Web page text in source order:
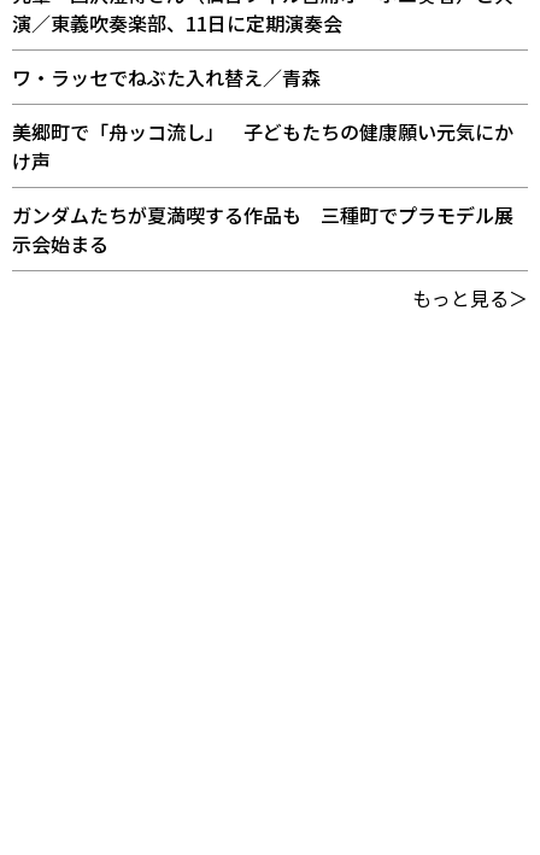
演／東義吹奏楽部、11日に定期演奏会
ワ・ラッセでねぶた入れ替え／青森
美郷町で「舟ッコ流し」 子どもたちの健康願い元気にか
け声
ガンダムたちが夏満喫する作品も 三種町でプラモデル展
示会始まる
もっと見る＞